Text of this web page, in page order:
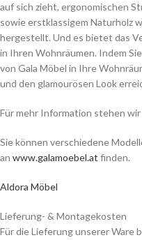
auf sich zieht, ergonomischen
sowie erstklassigem Naturholz
hergestellt. Und es bietet das
in Ihren Wohnräumen. Indem
von Gala Möbel in Ihre
und den glamourösen Look
Für mehr Information stehen
Sie können verschiedene
an www.galamoebel.at finden.
Aldora Möbel
Lieferung- & Montagekosten
Für die Lieferung unserer Ware